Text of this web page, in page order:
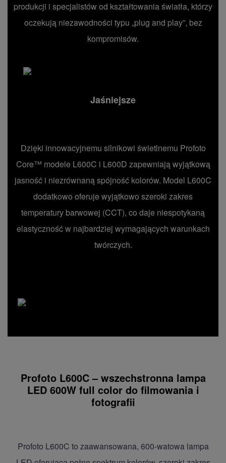
produkcji i specjalistów od kształtowania światła, którzy
oczekują niezawodności typu „plug and play”, bez
kompromisów.
Jaśniejsze
Dzięki innowacyjnemu silnikowi świetlnemu Profoto
Core™ modele L600C i L600D zapewniają wyjątkową
jasność i niezrównaną spójność kolorów. Model L600C
dodatkowo oferuje wyjątkowo szeroki zakres
temperatury barwowej (CCT), co daje niespotykaną
elastyczność w najbardziej wymagających warunkach
twórczych.
Profoto L600C – wszechstronna lampa
LED 600W full color do filmowania i
fotografii
Profoto L600C to zaawansowana, 600-watowa lampa